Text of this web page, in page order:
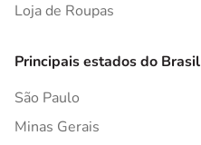
Loja de Roupas
Principais estados do Brasil
São Paulo
Minas Gerais